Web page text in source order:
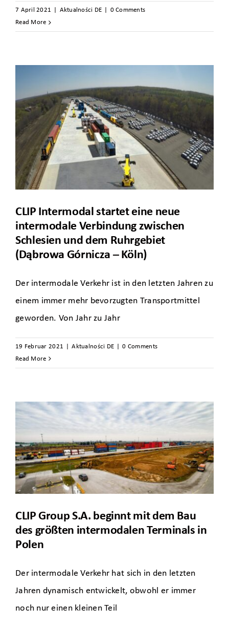
7 April 2021 Aktualności DE
0 Comments
Read More
CLIP Intermodal startet eine neue
intermodale Verbindung zwischen
Schlesien und dem Ruhrgebiet
(Dąbrowa Górnicza – Köln)
Der intermodale Verkehr ist in den letzten Jahren zu
einem immer mehr bevorzugten Transportmittel
geworden. Von Jahr zu Jahr
19 Februar 2021 Aktualności DE
0 Comments
Read More
CLIP Group S.A. beginnt mit dem Bau
des größten intermodalen Terminals in
Polen
Der intermodale Verkehr hat sich in den letzten
Jahren dynamisch entwickelt, obwohl er immer
noch nur einen kleinen Teil